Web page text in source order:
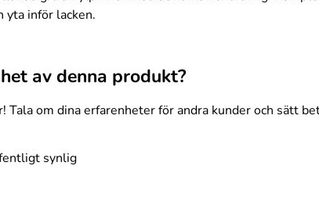
yta inför lacken.
av denna produkt?
Tala om dina erfarenheter för andra kunder och sätt
synlig